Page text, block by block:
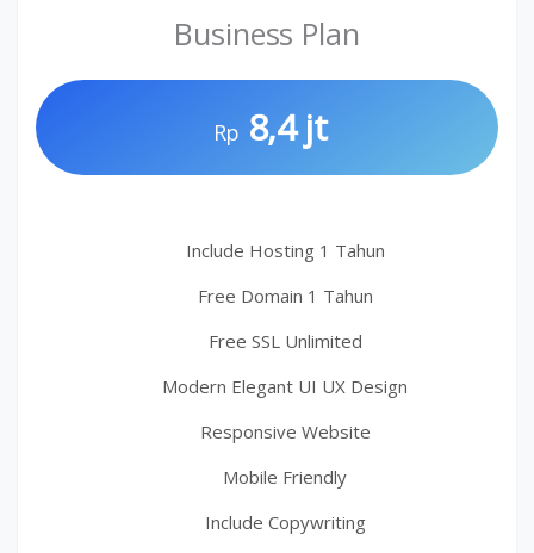
Business Plan
Rp 8,4 jt
Include Hosting 1 Tahun
Free Domain 1 Tahun
Free SSL Unlimited
Modern Elegant UI UX Design
Responsive Website
Mobile Friendly
Include Copywriting